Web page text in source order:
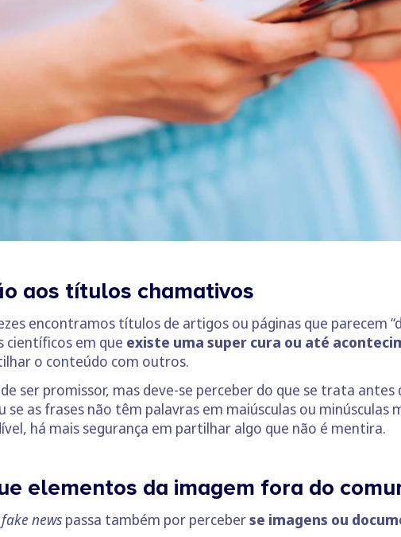
aos títulos chamativos
encontramos títulos de artigos ou páginas que parecem
científicos em que existe uma super cura ou até
o conteúdo com outros.
ser promissor, mas deve-se perceber do que se trata
se as frases não têm palavras em maiúsculas ou
há mais segurança em partilhar algo que não é mentira.
elementos da imagem fora do
fake news passa também por perceberse imagens ou